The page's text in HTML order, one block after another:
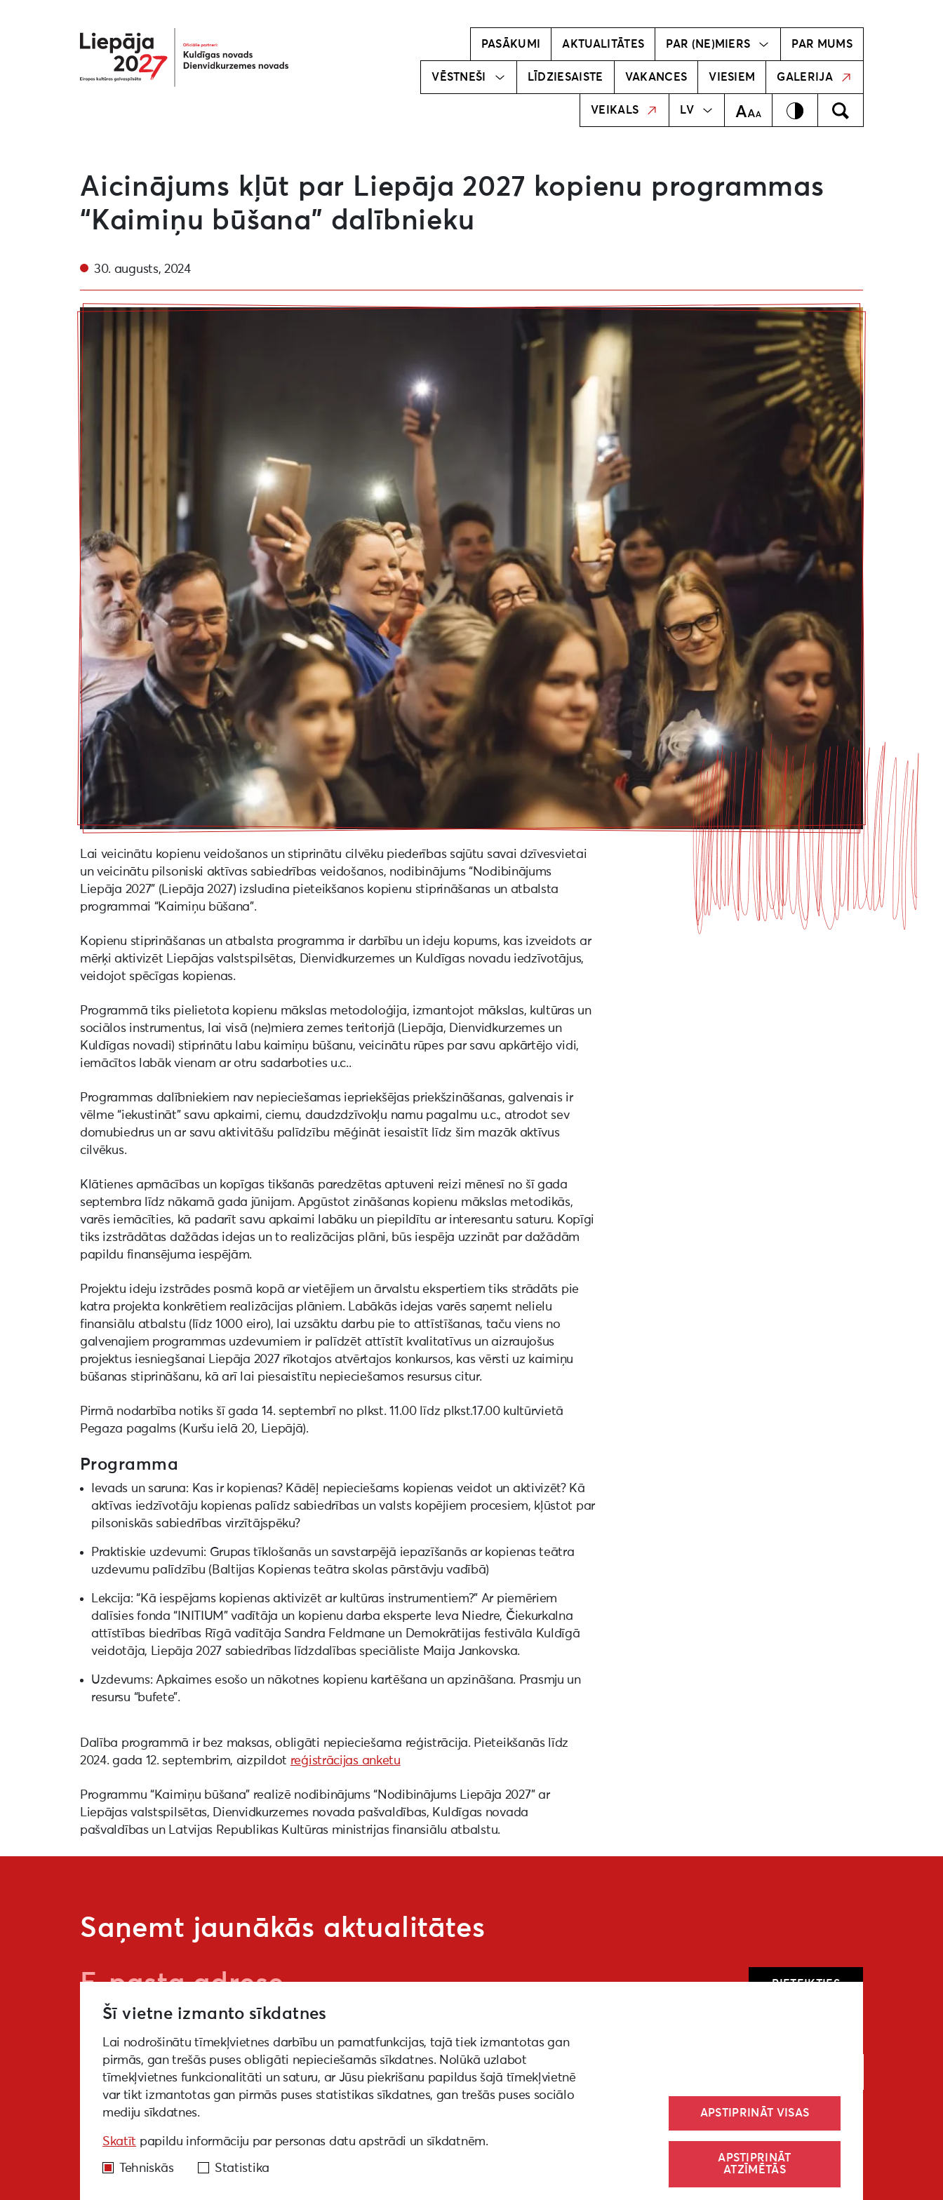
Liepāja2027
PASĀKUMI AKTUALITĀTES PAR (NE)MIERS
Radošā komanda PAR MUMS
VĒSTNEŠI
vēstnesi!
Mūsu
vēstneši
LĪDZIESAISTE VAKANCES VIESIEM GALERIJA
VEIKALS LV
EN Teksta izmērsKontrastsMeklēt
MEKLĒT
Aicinājums kļūt par Liepāja 2027 kopienu programmas
“Kaimiņu būšana” dalībnieku
30. augusts, 2024
Lai veicinātu kopienu veidošanos un stiprinātu cilvēku piederības sajūtu savai dzīvesvietai
un veicinātu pilsoniski aktīvas sabiedrības veidošanos, nodibinājums “Nodibinājums
Liepāja 2027” (Liepāja 2027) izsludina pieteikšanos kopienu stiprināšanas un atbalsta
programmai “Kaimiņu būšana”.
Kopienu stiprināšanas un atbalsta programma ir darbību un ideju kopums, kas izveidots ar
mērķi aktivizēt Liepājas valstspilsētas, Dienvidkurzemes un Kuldīgas novadu iedzīvotājus,
veidojot spēcīgas kopienas.
Programmā tiks pielietota kopienu mākslas metodoloģija, izmantojot mākslas, kultūras un
sociālos instrumentus, lai visā (ne)miera zemes teritorijā (Liepāja, Dienvidkurzemes un
Kuldīgas novadi) stiprinātu labu kaimiņu būšanu, veicinātu rūpes par savu apkārtējo vidi,
iemācītos labāk vienam ar otru sadarboties u.c..
Programmas dalībniekiem nav nepieciešamas iepriekšējas priekšzināšanas, galvenais ir
vēlme “iekustināt” savu apkaimi, ciemu, daudzdzīvokļu namu pagalmu u.c., atrodot sev
domubiedrus un ar savu aktivitāšu palīdzību mēģināt iesaistīt līdz šim mazāk aktīvus
cilvēkus.
Klātienes apmācības un kopīgas tikšanās paredzētas aptuveni reizi mēnesī no šī gada
septembra līdz nākamā gada jūnijam. Apgūstot zināšanas kopienu mākslas metodikās,
varēs iemācīties, kā padarīt savu apkaimi labāku un piepildītu ar interesantu saturu. Kopīgi
tiks izstrādātas dažādas idejas un to realizācijas plāni, būs iespēja uzzināt par dažādām
papildu finansējuma iespējām.
Projektu ideju izstrādes posmā kopā ar vietējiem un ārvalstu ekspertiem tiks strādāts pie
katra projekta konkrētiem realizācijas plāniem. Labākās idejas varēs saņemt nelielu
finansiālu atbalstu (līdz 1000 eiro), lai uzsāktu darbu pie to attīstīšanas, taču viens no
galvenajiem programmas uzdevumiem ir palīdzēt attīstīt kvalitatīvus un aizraujošus
projektus iesniegšanai Liepāja 2027 rīkotajos atvērtajos konkursos, kas vērsti uz kaimiņu
būšanas stiprināšanu, kā arī lai piesaistītu nepieciešamos resursus citur.
Pirmā nodarbība notiks šī gada 14. septembrī no plkst. 11.00 līdz plkst.17.00 kultūrvietā
Pegaza pagalms (Kuršu ielā 20, Liepājā).
Programma
Ievads un saruna: Kas ir kopienas? Kādēļ nepieciešams kopienas veidot un aktivizēt? Kā
aktīvas iedzīvotāju kopienas palīdz sabiedrības un valsts kopējiem procesiem, kļūstot par
pilsoniskās sabiedrības virzītājspēku?
Praktiskie uzdevumi: Grupas tīklošanās un savstarpējā iepazīšanās ar kopienas teātra
uzdevumu palīdzību (Baltijas Kopienas teātra skolas pārstāvju vadībā)
Lekcija: “Kā iespējams kopienas aktivizēt ar kultūras instrumentiem?” Ar piemēriem
dalīsies fonda “INITIUM” vadītāja un kopienu darba eksperte Ieva Niedre, Čiekurkalna
attīstības biedrības Rīgā vadītāja Sandra Feldmane un Demokrātijas festivāla Kuldīgā
veidotāja, Liepāja 2027 sabiedrības līdzdalības speciāliste Maija Jankovska.
Uzdevums: Apkaimes esošo un nākotnes kopienu kartēšana un apzināšana. Prasmju un
resursu “bufete”.
Dalība programmā ir bez maksas, obligāti nepieciešama reģistrācija. Pieteikšanās līdz
2024. gada 12. septembrim, aizpildot reģistrācijas anketu
Programmu “Kaimiņu būšana” realizē nodibinājums “Nodibinājums Liepāja 2027” ar
Liepājas valstspilsētas, Dienvidkurzemes novada pašvaldības, Kuldīgas novada
pašvaldības un Latvijas Republikas Kultūras ministrijas finansiālu atbalstu.
Saņemt jaunākās aktualitātes
PIETEIKTIES
GALERIJA MEDIJIEM LKA PĒTĪJUMS BUJ
NOTIKUŠIE PASĀKUMI EKODIZAINA VADLĪNIJAS
PIEKĻŪSTAMĪBAS VADLĪNIJAS Sīkdatņu politika Privātuma politika
Šī vietne izmanto sīkdatnes
Lai nodrošinātu tīmekļvietnes darbību un pamatfunkcijas, tajā tiek izmantotas gan
pirmās, gan trešās puses obligāti nepieciešamās sīkdatnes. Nolūkā uzlabot
tīmekļvietnes funkcionalitāti un saturu, ar Jūsu piekrišanu papildus šajā tīmekļvietnē
var tikt izmantotas gan pirmās puses statistikas sīkdatnes, gan trešās puses sociālo
mediju sīkdatnes.
Skatīt papildu informāciju par personas datu apstrādi un sīkdatnēm.
Tehniskās Statistika
APSTIPRINĀT VISAS
APSTIPRINĀT
ATZĪMĒTĀS